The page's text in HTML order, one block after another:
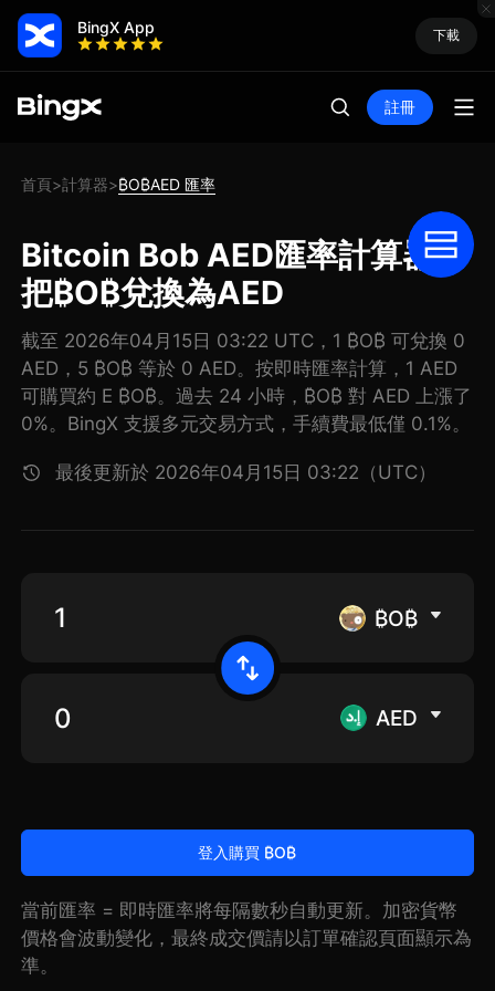
BingX App 下載
註冊
首頁>計算器>₿O₿AED 匯率
Bitcoin Bob AED匯率計算器:
把₿O₿兌換為AED
截至 2026年04月15日 03:22 UTC，1 ₿O₿ 可兌換 0
AED，5 ₿O₿ 等於 0 AED。按即時匯率計算，1 AED
可購買約 E ₿O₿。過去 24 小時，₿O₿ 對 AED 上漲了
0%。BingX 支援多元交易方式，手續費最低僅 0.1%。
最後更新於 2026年04月15日 03:22（UTC）
₿O₿
AED
登入購買 ₿O₿
當前匯率 = 即時匯率將每隔數秒自動更新。加密貨幣
價格會波動變化，最終成交價請以訂單確認頁面顯示為
準。